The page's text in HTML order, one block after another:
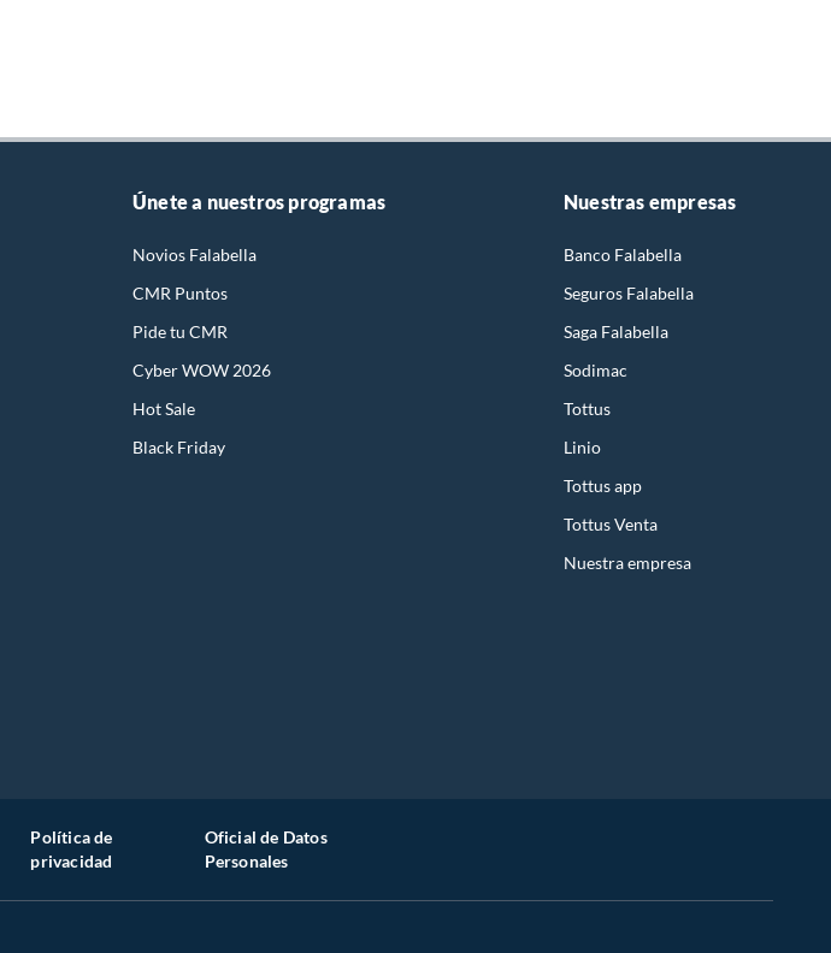
Únete a nuestros programas
Novios Falabella
CMR Puntos
Pide tu CMR
Cyber WOW 2026
Hot Sale
Black Friday
Nuestras empresas
Banco Falabella
Seguros Falabella
Saga Falabella
Sodimac
Tottus
Linio
Tottus app
Tottus Venta
Nuestra empresa
Política de
privacidad
Oficial de Datos
Personales